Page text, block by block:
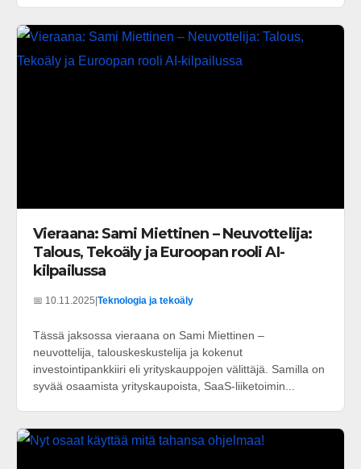
Vieraana: Sami Miettinen – Neuvottelija:
Talous, Tekoäly ja Euroopan rooli AI-
kilpailussa
📅 10.11.2025 Teknologia ja tekoäly
Tässä jaksossa vieraana on Sami Miettinen –
neuvottelija, talouskeskustelija ja kokenut
investointipankkiiri eli yrityskauppojen välittäjä. Samilla on
syvää osaamista yrityskaupoista, SaaS-liiketoimin...